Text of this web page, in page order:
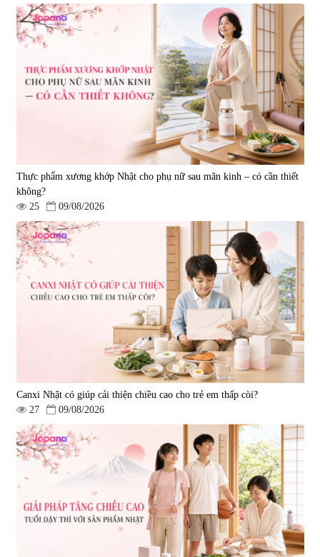
Viên uống hỗ trợ giấc ngủ Fujina
Sleepy Nhật Bản 80 viên
Viên uống phòng ngừa & hỗ trợ
điều trị đột quỵ Biken Kinase
Gold 60 viên
|0
1.570.000 đ
Thực phẩm xương khớp Nhật cho phụ nữ sau mãn kinh – có cần thiết
không?
25
09/08/2026
Canxi Nhật có giúp cải thiện chiều cao cho trẻ em thấp còi?
27
09/08/2026